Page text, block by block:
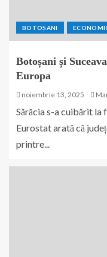
BOTOȘANI
Botoșani și
Europa
noiembrie 13, 2025
Sărăcia s-a cuibărit
Eurostat arată că
printre...